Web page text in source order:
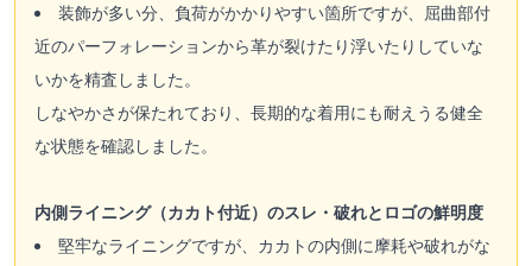
装飾が多い分、負荷がかかりやすい箇所ですが、屈曲部付
近のパーフォレーションから革が裂けたり浮いたりしていな
いかを精査しました。
しなやかさが保たれており、長期的な着用にも耐えうる健全
な状態を確認しました。
内側ライニング（カカト付近）のスレ・破れとロゴの鮮明度
堅牢なライニングですが、カカトの内側に摩耗や破れがな